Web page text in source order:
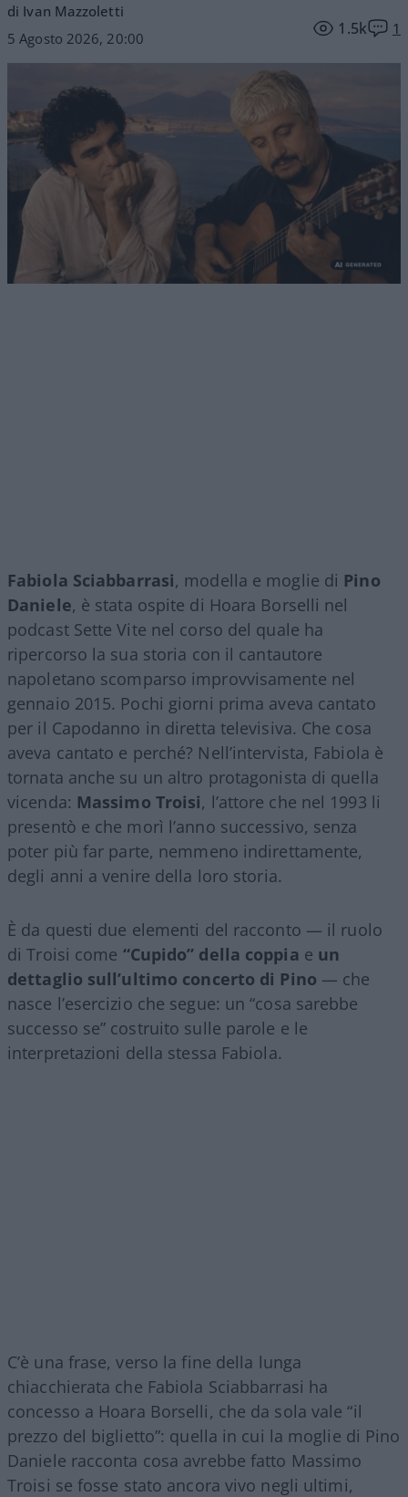
di Ivan Mazzoletti
5 Agosto 2026, 20:00
1.5k 1
Fabiola Sciabbarrasi, modella e moglie di Pino
Daniele, è stata ospite di Hoara Borselli nel
podcast Sette Vite nel corso del quale ha
ripercorso la sua storia con il cantautore
napoletano scomparso improvvisamente nel
gennaio 2015. Pochi giorni prima aveva cantato
per il Capodanno in diretta televisiva. Che cosa
aveva cantato e perché? Nell’intervista, Fabiola è
tornata anche su un altro protagonista di quella
vicenda: Massimo Troisi, l’attore che nel 1993 li
presentò e che morì l’anno successivo, senza
poter più far parte, nemmeno indirettamente,
degli anni a venire della loro storia.
È da questi due elementi del racconto — il ruolo
di Troisi come “Cupido” della coppia e un
dettaglio sull’ultimo concerto di Pino — che
nasce l’esercizio che segue: un “cosa sarebbe
successo se” costruito sulle parole e le
interpretazioni della stessa Fabiola.
C’è una frase, verso la fine della lunga
chiacchierata che Fabiola Sciabbarrasi ha
concesso a Hoara Borselli, che da sola vale “il
prezzo del biglietto”: quella in cui la moglie di Pino
Daniele racconta cosa avrebbe fatto Massimo
Troisi se fosse stato ancora vivo negli ultimi,